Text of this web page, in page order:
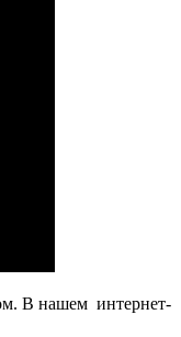
В нашем интернет-